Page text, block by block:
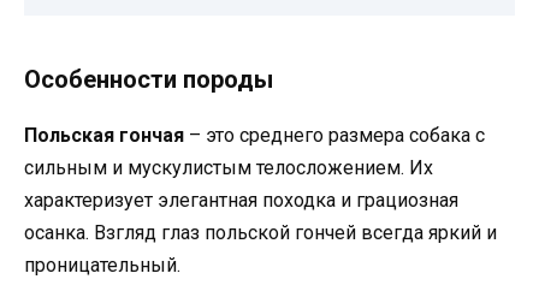
Особенности породы
Польская гончая – это среднего размера собака с
сильным и мускулистым телосложением. Их
характеризует элегантная походка и грациозная
осанка. Взгляд глаз польской гончей всегда яркий и
проницательный.